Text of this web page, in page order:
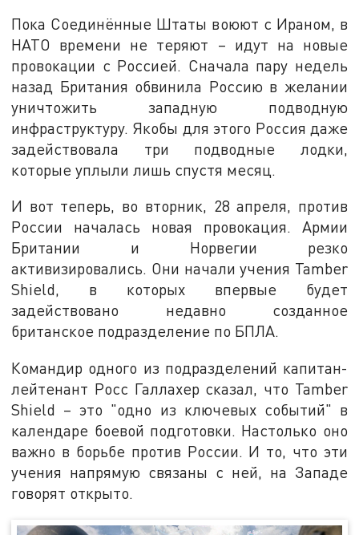
Пока Соединённые Штаты воюют с Ираном, в
НАТО времени не теряют – идут на новые
провокации с Россией. Сначала пару недель
назад Британия обвинила Россию в желании
уничтожить западную подводную
инфраструктуру. Якобы для этого Россия даже
задействовала три подводные лодки,
которые уплыли лишь спустя месяц.
И вот теперь, во вторник, 28 апреля, против
России началась новая провокация. Армии
Британии и Норвегии резко
активизировались. Они начали учения Tamber
Shield, в которых впервые будет
задействовано недавно созданное
британское подразделение по БПЛА.
Командир одного из подразделений капитан-
лейтенант Росс Галлахер сказал, что Tamber
Shield – это "одно из ключевых событий" в
календаре боевой подготовки. Настолько оно
важно в борьбе против России. И то, что эти
учения напрямую связаны с ней, на Западе
говорят открыто.